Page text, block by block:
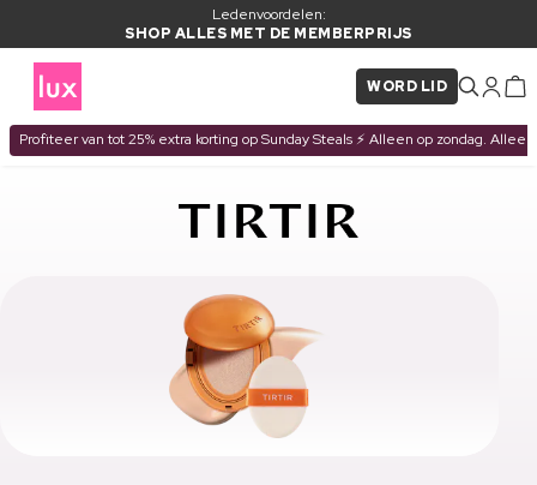
Ledenvoordelen:
SHOP ALLES MET DE MEMBERPRIJS
WORD LID
Profiteer van tot 25% extra korting op Sunday Steals ⚡ Alleen op zondag.